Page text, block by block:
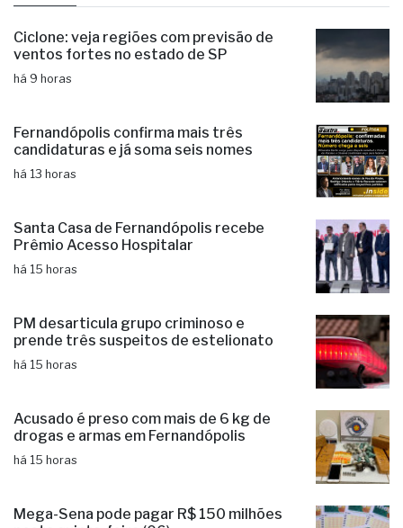
Ciclone: veja regiões com previsão de
ventos fortes no estado de SP
há 9 horas
Fernandópolis confirma mais três
candidaturas e já soma seis nomes
há 13 horas
Santa Casa de Fernandópolis recebe
Prêmio Acesso Hospitalar
há 15 horas
PM desarticula grupo criminoso e
prende três suspeitos de estelionato
há 15 horas
Acusado é preso com mais de 6 kg de
drogas e armas em Fernandópolis
há 15 horas
Mega-Sena pode pagar R$ 150 milhões